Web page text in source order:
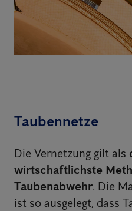
Taubennetze
Die Vernetzung gilt als
wirtschaftlichste
Taubenabwehr. Die
ist so ausgelegt, dass